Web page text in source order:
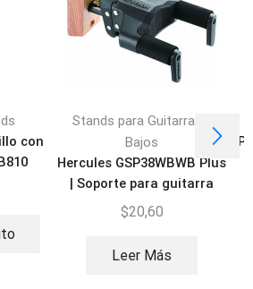
con
Stands para Guitarras y
Bajos
Hercules GSP38WBWB Plus
| Soporte para guitarra
$20,60
Leer Más